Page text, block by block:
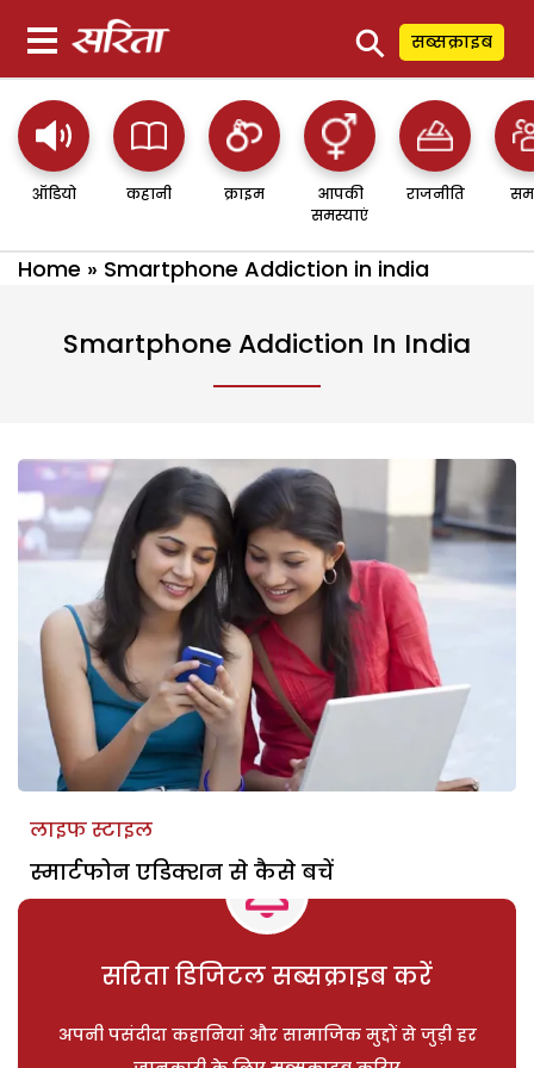
⚲ सब्सक्राइब
ऑडियो कहानी क्राइम
आपकी
समस्याएं
राजनीति
Home » Smartphone Addiction in india
Smartphone Addiction In India
लाइफ स्टाइल
स्मार्टफोन एडिक्शन से कैसे बचें
सरिता डिजिटल सब्सक्राइब करें
अपनी पसंदीदा कहानियां और सामाजिक मुद्दों से जुड़ी हर